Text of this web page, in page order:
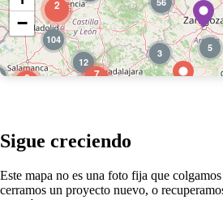
Sigue creciendo
Este mapa no es una foto fija que
cerramos un proyecto nuevo, o